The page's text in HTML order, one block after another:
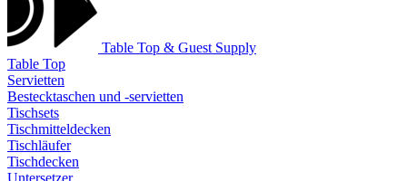
Table Top & Guest Supply
Table Top
Servietten
Bestecktaschen und -servietten
Tischsets
Tischmitteldecken
Tischläufer
Tischdecken